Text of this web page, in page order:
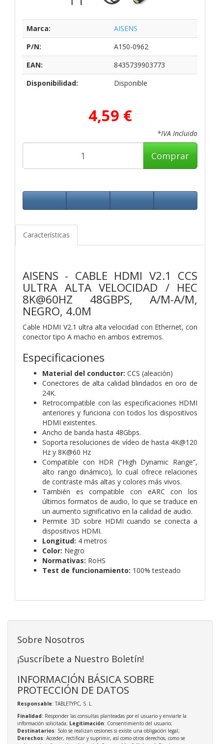
Marca:
AISENS
P/N:
A150-0962
EAN:
8435739903773
Disponibilidad:
Disponible
4,59 €
*IVA Incluido
Comprar
Características
AISENS - CABLE HDMI V2.1 CCS
ULTRA ALTA VELOCIDAD / HEC
8K@60HZ 48GBPS, A/M-A/M,
NEGRO, 4.0M
Cable HDMI V2.1 ultra alta velocidad con Ethernet, con
conector tipo A macho en ambos extremos.
Especificaciones
Material del conductor: CCS (aleación)
Conectores de alta calidad blindados en oro de
24K.
Retrocompatible con las especificaciones HDMI
anteriores y funciona con todos los dispositivos
HDMI existentes.
Ancho de banda hasta 48Gbps.
Soporta resoluciones de vídeo de hasta 4K@120
Hz y 8K@60 Hz
Compatible con HDR (“High Dynamic Range”,
alto rango dinámico), lo cual ofrece relaciones
de contraste más altas y colores más vivos.
También es compatible con eARC con los
últimos formatos de audio, lo que se traduce en
un aumento significativo en la calidad de audio.
Permite 3D sobre HDMI cuando se conecta a
dispositivos HDMI.
Longitud: 4 metros
Color: Negro
Normativas: RoHS
Test de funcionamiento: 100% testeado
Sobre Nosotros
¡Suscríbete a Nuestro Boletín!
INFORMACIÓN BÁSICA SOBRE
PROTECCIÓN DE DATOS
Responsable: TABLETYPC, S. L
Finalidad: Responder las consultas planteadas por el usuario y enviarle la
información solicitada; Legitimación: Consentimiento del usuario;
Destinatarios: Solo se realizan cesiones si existe una obligación legal;
Derechos: Acceder, rectificar y suprimir, así como otros derechos, como se